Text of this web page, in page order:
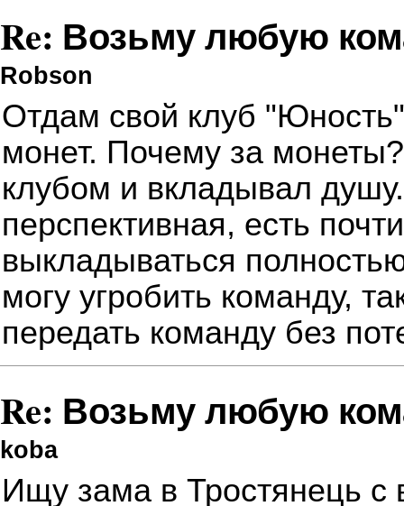
Re: Возьму любую
Robson
Отдам свой клуб
монет. Почему за
клубом и вкладывал
перспективная, есть
выкладываться
могу угробить команду,
передать команду без
Re: Возьму любую
koba
Ищу зама в Тростянець с